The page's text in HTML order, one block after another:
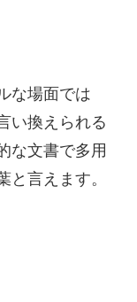
な場面では
い換えられる
な文書で多用
と言えます。